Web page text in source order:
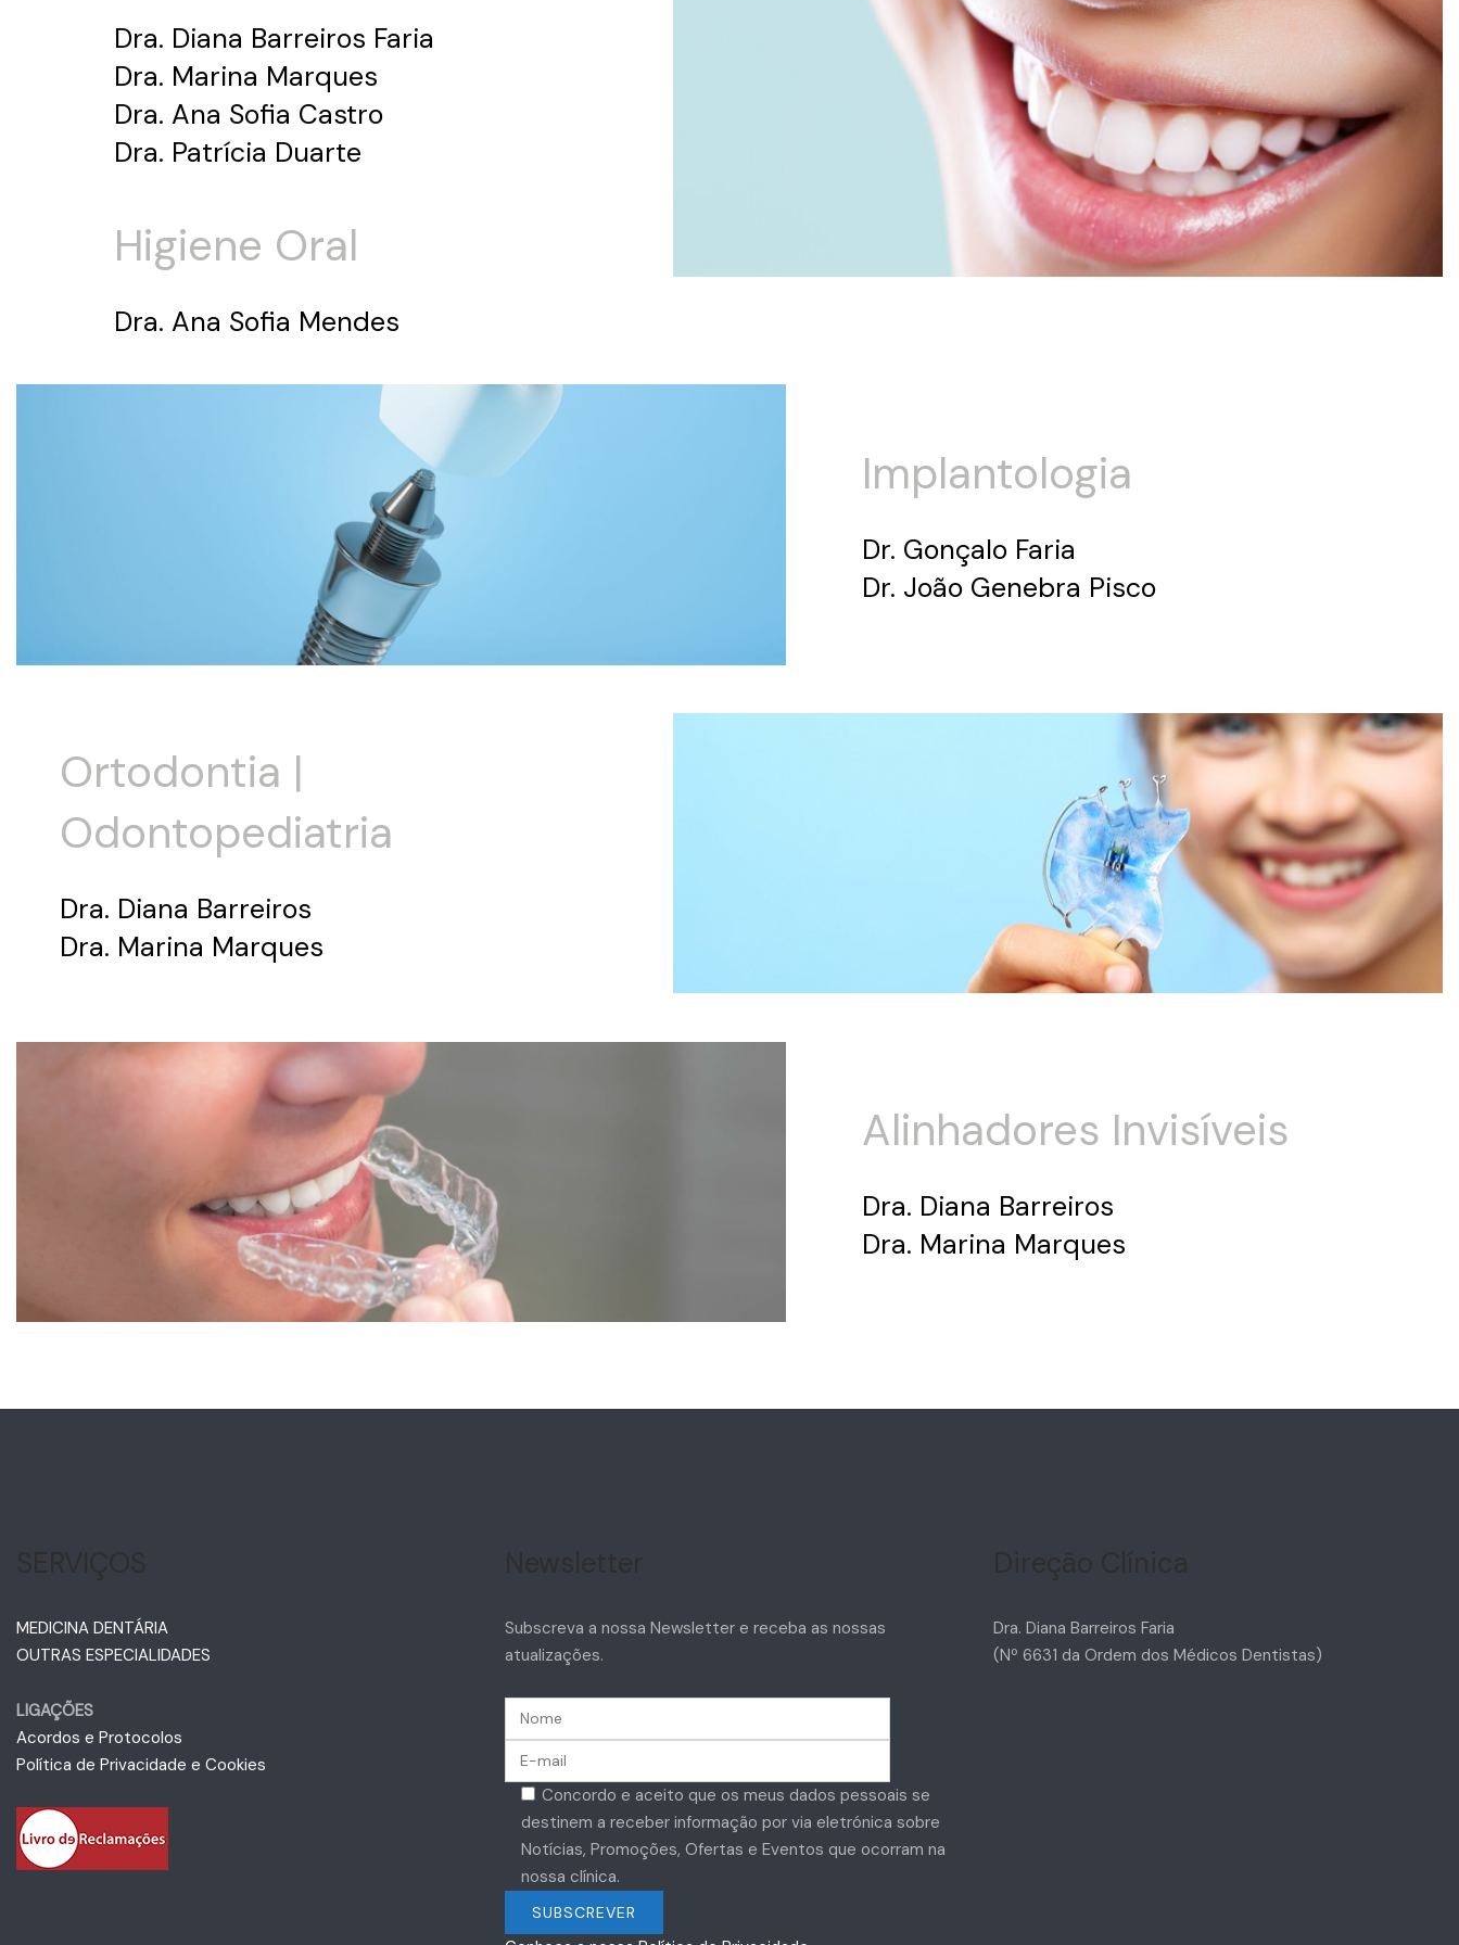
Dra. Diana Barreiros Faria
Dra. Marina Marques
Dra. Ana Sofia Castro
Dra. Patrícia Duarte
Higiene Oral
Dra. Ana Sofia Mendes
Implantologia
Dr. Gonçalo Faria
Dr. João Genebra Pisco
Ortodontia |
Odontopediatria
Dra. Diana Barreiros
Dra. Marina Marques
Alinhadores Invisíveis
Dra. Diana Barreiros
Dra. Marina Marques
MEDICINA DENTÁRIA
OUTRAS ESPECIALIDADES
LIGAÇÕES
Acordos e Protocolos
Política de Privacidade e Cookies
Subscreva a nossa Newsletter e receba as nossas
atualizações.
Concordo e aceito que os meus dados pessoais se
destinem a receber informação por via eletrónica sobre
Notícias, Promoções, Ofertas e Eventos que ocorram na
nossa clínica.
Dra. Diana Barreiros Faria
(Nº 6631 da Ordem dos Médicos Dentistas)